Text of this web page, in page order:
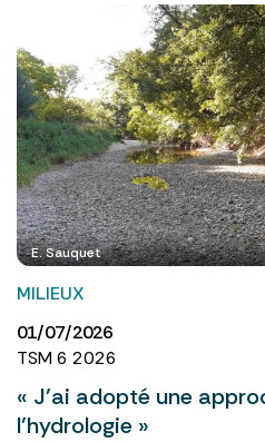
E. Sauquet
MILIEUX
01/07/2026
TSM 6 2026
« J’ai adopté une
l’hydrologie »